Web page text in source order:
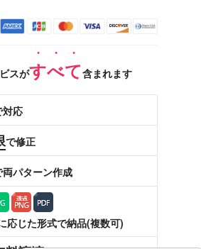
スがすべて含まれます
対応
で修正
両パターン作成
応じた形式で納品(複数可)